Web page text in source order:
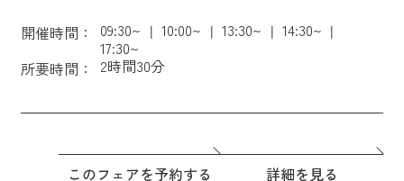
開催時間： 09:30~ 10:00~ 13:30~
14:30~
17:30~
所要時間：
2時間30分
このフェアを予約する 詳細を見る